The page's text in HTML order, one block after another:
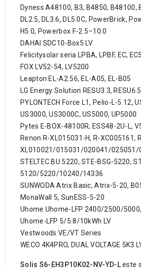
Dyness A48100, B3, B4850, B48100,
DL2.5, DL3.6, DL5.0C, PowerBrick,
H5.0, Powerbox F-2.5–10.0
DAHAI SDC10-Box5 LV
Felicitysolar seria LPBA, LPBF, EC,
FOX LV52-54, LV5200
Leapton EL-A2.56, EL-A05, EL-B05
LG Energy Solution RESU3.3,
PYLONTECH Force L1, Pelio-L-5.12,
US3000, US3000C, US5000, UP5000
Pytes E-BOX-48100R, ESS48-2U-L,
Renon R-XL015031-H, R-XC005161,
XL010021/015031/020041/025051/
STELTEC BU 5220, STE-BSG-5220,
5120/5220/10240/14336
SUNWODA Atrix Basic, Atrix-5-20,
MonaWall 5, SunESS-5-20
Uhome Uhome-LFP 2400/2500/
Uhome-LFP 5/5.8/10kWh LV
Vestwoods VE/VT Series
WECO 4K4PRO, DUAL VOLTAGE 5K3
Solis S6-EH3P10K02-NV-YD-Leste